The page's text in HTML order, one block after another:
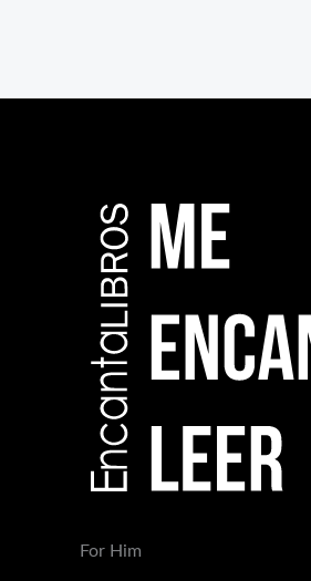
For Him